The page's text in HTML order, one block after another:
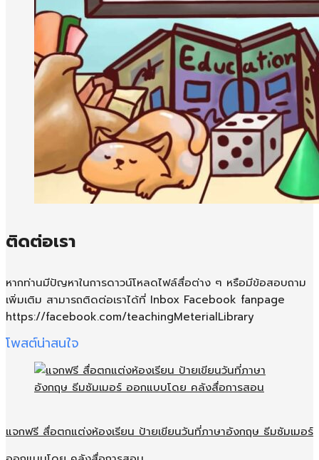
ติดต่อเรา
หากท่านมีปัญหาในการดาวน์โหลดไฟล์สื่อต่าง ๆ หรือมีข้อสอบถาม
เพิ่มเติม สามารถติดต่อเราได้ที่ Inbox Facebook fanpage
https://facebook.com/teachingMeterialLibrary
โพสต์น่าสนใจ
แจกฟรี สื่อตกแต่งห้องเรียน ป้ายเขียนวันที่ภาษาอังกฤษ ธีมซัมเมอร์